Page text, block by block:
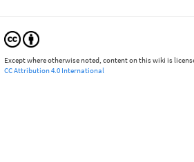
Except where otherwise noted, content on this wiki is
CC Attribution 4.0 International